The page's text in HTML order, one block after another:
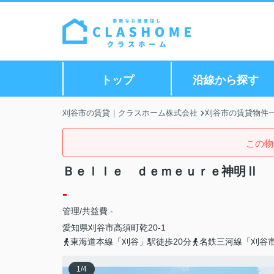
トップ 沿線から探す
刈谷市の賃貸｜クラスホーム株式会社 刈谷市の賃貸物件
この
Ｂｅｌｌｅ ｄｅｍｅｕｒｅ神明Ⅱ
-
管理/共益費 -
愛知県刈谷市高須町乾20-1
東海道本線「刈谷」駅徒歩20分
名鉄三河線「刈谷
1/4